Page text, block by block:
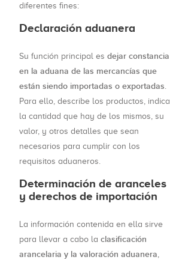
diferentes fines:
Declaración aduanera
Su función principal es dejar constancia
en la aduana de las mercancías que
están siendo importadas o exportadas
Para ello, describe los productos, indica
la cantidad que hay de los mismos, su
valor, y otros detalles que sean
necesarios para cumplir con los
requisitos aduaneros.
Determinación de aranceles
y derechos de importación
La información contenida en ella sirve
para llevar a cabo la clasificación
arancelaria y la valoración aduanera